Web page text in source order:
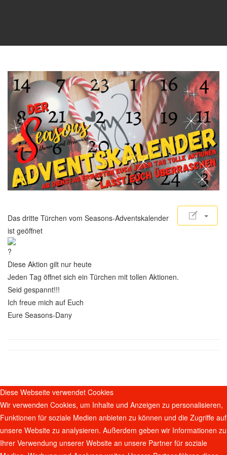
Das dritte Türchen vom Seasons-Adventskalender
ist geöffnet
Diese Aktion gilt nur heute
Jeden Tag öffnet sich ein Türchen mit tollen Aktionen.
Seid gespannt!!!
Ich freue mich auf Euch
Eure Seasons-Dany
Diese Webseite verwendet Cookies
Wir verwenden Cookies, um Inhalte und Anzeigen zu personalisieren,
Funktionen für soziale Medien anbieten zu können und die Zugriffe auf
unsere Website zu analysieren. Außerdem geben wir Informationen zu
Ihrer Verwendung unserer Website an unsere Partner für soziale